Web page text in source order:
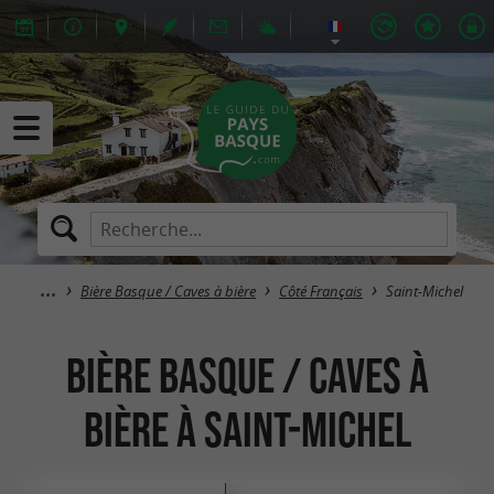
Bière Basque / Caves à bière Côté Français Saint-Michel
Bière Basque / Caves à
bière à Saint-Michel